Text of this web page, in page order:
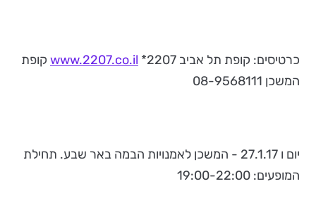
כרטיסים: קופת תל אביב 2207* www.2207.co.il קופת
המשכן 08-9568111
יום ו 27.1.17 - המשכן לאמנויות הבמה באר שבע. תחילת
המופעים: 19:00-22:00